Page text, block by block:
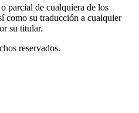
parcial de cualquiera de los
como su traducción a cualquier
su titular.
reservados.